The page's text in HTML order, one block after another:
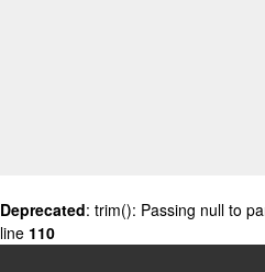
Deprecated: trim(): Passing null to
line 110